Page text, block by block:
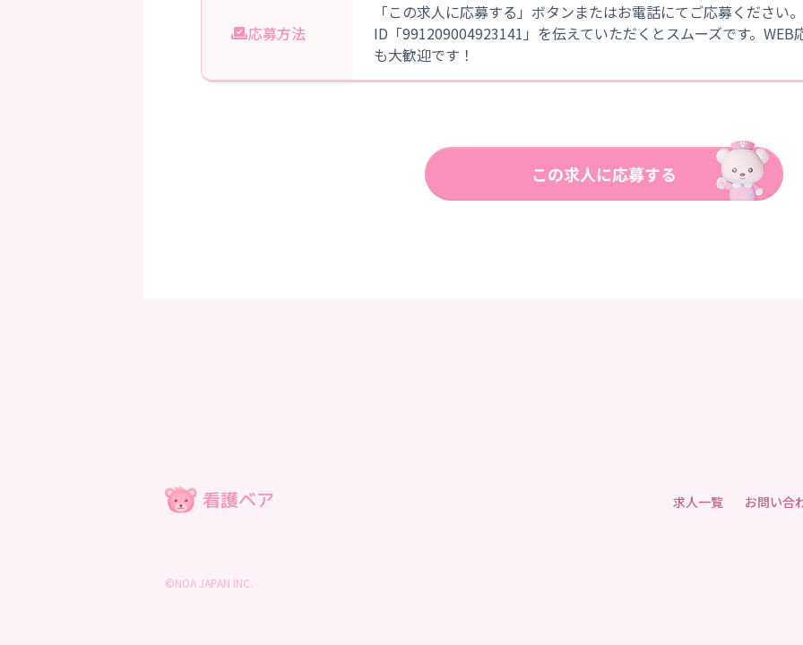
応募方法
「この求人に応募する」ボタンまたはお電話にてご応募ください
ID「991209004923141」を伝えていただくとスムーズです。WEB
も大歓迎です！
求人一覧 お問い合
©NOA JAPAN INC.